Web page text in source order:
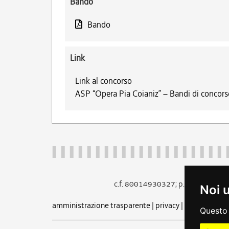
Noi
Bando
Link
Link al concorso
ASP “Opera Pia Coianiz” – Bandi di
c.f. 80014930327; p.iva
amministrazione trasparente| privacy| cookie